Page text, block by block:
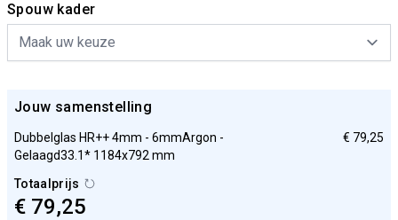
Spouw kader
Jouw samenstelling
Dubbelglas HR++ 4mm - 6mmArgon -
Gelaagd33.1* 1184x792 mm
€ 79,25
Totaalprijs
€ 79,25